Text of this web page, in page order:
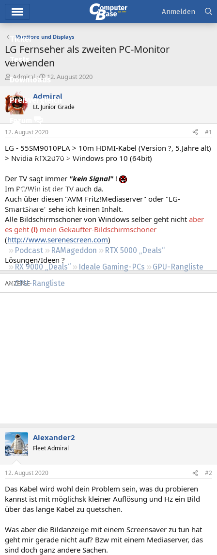
Ticker
Tests
Downloads
Preisvergleich
Forum
Aktuelles
Empfohlene Inhalte
Neueste Aktivitäten
Leserartikel
Regeln
Podcast RAMageddon
RTX 5000 „Deals“
RX 9000 „Deals“
Ideale Gaming-PCs
GPU-Rangliste
CPU-Rangliste
Anmelden
Monitore und Displays
LG Fernseher als zweiten PC-Monitor
verwenden
E
r
s
t
e
e
r
Admiral
E
r
s
e
l
t
a
m
12. August 2020
Admiral
Lt. Junior Grade
12. August 2020 #1
LG - 55SM9010PLA > 10m HDMI-Kabel (Version ?, 5.Jahre alt)
> Nvidia RTX2070 > Windows pro 10 (64bit)
Der TV sagt immer "kein Signal" !
Im PC/Win ist der TV auch da.
Auch über diesen "AVM Fritz!Mediaserver" oder "LG-
SmartShare" sehe ich keinen Inhalt.
Alle Bildschirmschoner von Windows selber geht nicht aber
es geht (!) mein Gekaufter-Bildschirmschoner
(http://www.serenescreen.com)
Lösungen/Ideen ?
Alexander2
Fleet Admiral
12. August 2020 #2
Das Kabel wird wohl dein Problem sein, was du probieren
kannst ist mit möglichsk kleiner Auflösung und Hz ein Bild
über das lange Kabel zu quetschen.
Was aber die Bildanzeige mit einem Screensaver zu tun hat
geht mir gerade nicht auf? Bzw mit einem Mediaserver, das
sind doch ganz andere Sachen.